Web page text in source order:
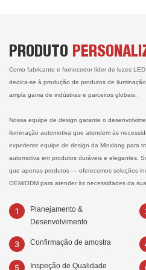
PRODUTO
Como fabricante e fornecedor líder de luzes
dedica-se à produção de produtos de
ampla gama de indústrias e parceiros globais.
Nossa equipe de design garante o
iluminação automotiva que atendem às
experiente equipe de design da Minxiang para
automotiva em produtos duráveis ​​e elegantes.
que apenas produtos — oferecemos soluções
OEM/ODM para atender às necessidades da
Planejamento &
Desenvolvimento
Confirmação de amostra
Inspeção de Qualidade